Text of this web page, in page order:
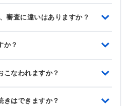
審査に違いはありますか？
か？
こなわれますか？
きはできますか？